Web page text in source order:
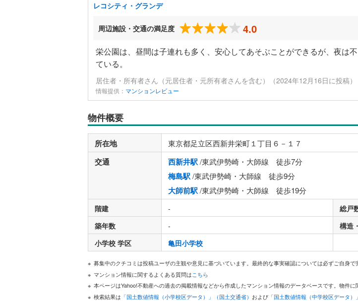
レコシティ・グランデ
周辺施設・交通の満足度 4.0
栄公園は、昼間は子連れも多く、安心してあそぶことができるが、夜は
ている。
居住者・所有者さん（元居住者・元所有者さんを含む）（2024年12月16日に投稿）
情報提供： マンションレビュー
物件概要
所在地 東京都足立区西新井栄町１丁目６－１７
交通 西新井駅/東武伊勢崎・大師線 徒歩7分
梅島駅/東武伊勢崎・大師線 徒歩9分
大師前駅/東武伊勢崎・大師線 徒歩19分
階建 - 総戸
築年数
- 構造
小学校 学区
亀田小学校
募集中のクチコミは投稿ユーザの主観や意見に基づいています。最終的な事実確認については必ずご自身で
マンション情報に関するよくある質問はこちら
本ページはYahoo!不動産への過去の掲載情報などから作成したマンション情報のデータベースです。物件に
検索結果は 「国土数値情報（小学校区データ）」（国土交通省） および 「国土数値情報（中学校区データ）